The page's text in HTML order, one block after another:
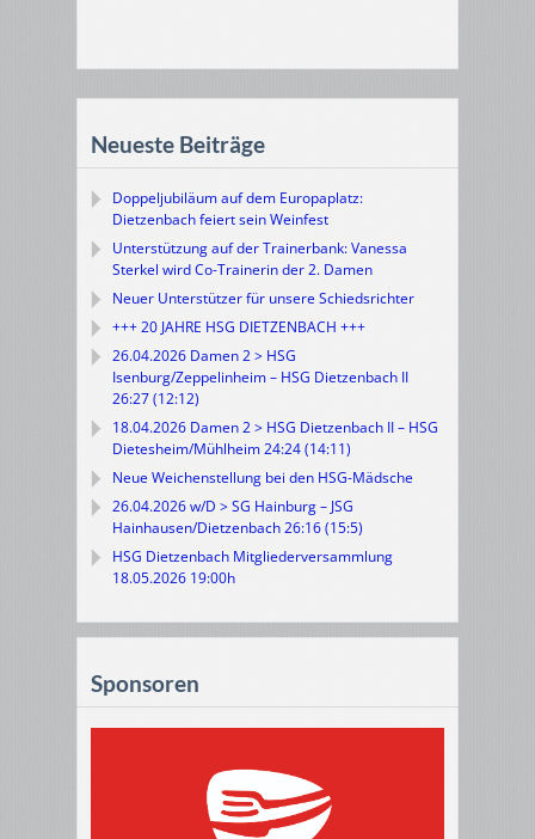
Neueste Beiträge
Doppeljubiläum auf dem Europaplatz:
Dietzenbach feiert sein Weinfest
Unterstützung auf der Trainerbank: Vanessa
Sterkel wird Co-Trainerin der 2. Damen
Neuer Unterstützer für unsere Schiedsrichter
+++ 20 JAHRE HSG DIETZENBACH +++
26.04.2026 Damen 2 > HSG
Isenburg/Zeppelinheim – HSG Dietzenbach II
26:27 (12:12)
18.04.2026 Damen 2 > HSG Dietzenbach II – HSG
Dietesheim/Mühlheim 24:24 (14:11)
Neue Weichenstellung bei den HSG-Mädsche
26.04.2026 w/D > SG Hainburg – JSG
Hainhausen/Dietzenbach 26:16 (15:5)
HSG Dietzenbach Mitgliederversammlung
18.05.2026 19:00h
Sponsoren